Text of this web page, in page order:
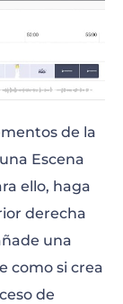
de la
Escena
ello, haga
derecha
una
como si crea
de